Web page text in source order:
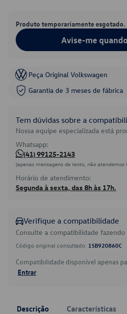
Produto temporariamente esgotado.
Avise-me
Peça Original Volkswagen
Garantia de 3 meses de fábrica
Tem dúvidas sobre a
Nossa equipe especializada está
Whatsapp:
(41) 99125-2143
(apenas mensagens de texto, não atendemos
Horário de atendimento:
Segunda à sexta, das 8h às 17h.
Verifique a compatibilidade
Consulte a compatibilidade
Código original consultado: 1SB920860C
Compatibilidade disponível apenas
Entrar
Descrição Características